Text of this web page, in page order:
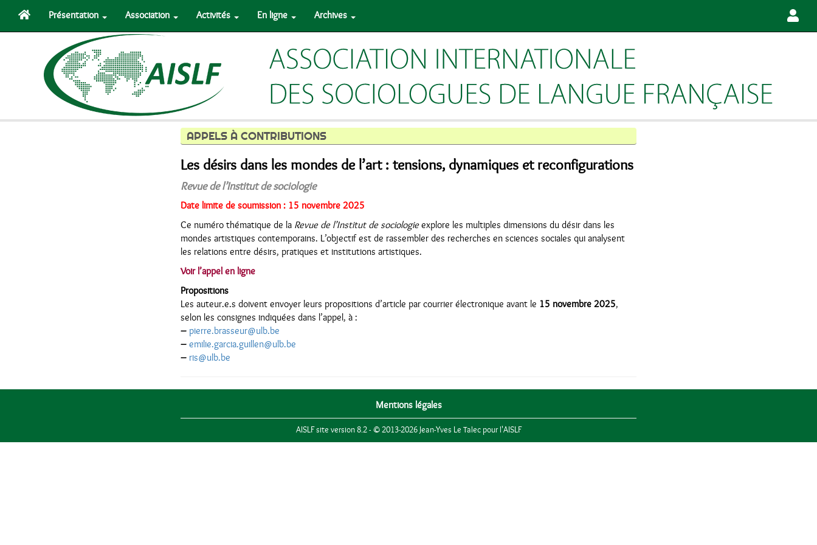
Présentation Association Activités En ligne Archives
APPELS À CONTRIBUTIONS
Les désirs dans les mondes de l’art : tensions, dynamiques et reconfigurations
Revue de l’Institut de sociologie
Date limite de soumission : 15 novembre 2025
Ce numéro thématique de la Revue de l’Institut de sociologieexplore les multiples dimensions du désir dans les
mondes artistiques contemporains. L’objectif est de rassembler des recherches en sciences sociales qui analysent
les relations entre désirs, pratiques et institutions artistiques.
Voir l’appel en ligne
Propositions
Les auteur.e.s doivent envoyer leurs propositions d’article par courrier électronique avant le 15 novembre 2025,
selon les consignes indiquées dans l’appel, à :
– pierre.brasseur@ulb.be
– emilie.garcia.guillen@ulb.be
– ris@ulb.be
Mentions légales
AISLF site version 8.2 - © 2013-2026 Jean-Yves Le Talec pour l'AISLF